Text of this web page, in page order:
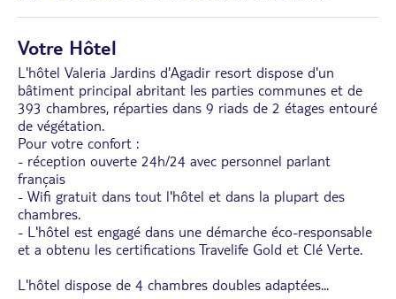
Votre Hôtel
L'hôtel Valeria Jardins d'Agadir resort dispose d'un
bâtiment principal abritant les parties communes et de
393 chambres, réparties dans 9 riads de 2 étages entouré
de végétation.
Pour votre confort :
- réception ouverte 24h/24 avec personnel parlant
français
- Wifi gratuit dans tout l'hôtel et dans la plupart des
chambres.
- L'hôtel est engagé dans une démarche éco-responsable
et a obtenu les certifications Travelife Gold et Clé Verte.
L'hôtel dispose de 4 chambres doubles adaptées...